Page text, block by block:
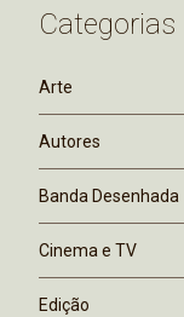
Categorias
Arte
Autores
Banda Desenhada
Cinema e TV
Edição